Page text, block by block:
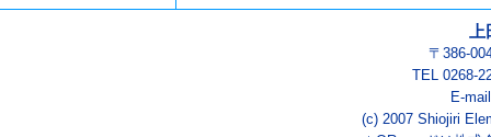
〒386-
TEL 0268-
E-
(c) 2007 Shiojiri